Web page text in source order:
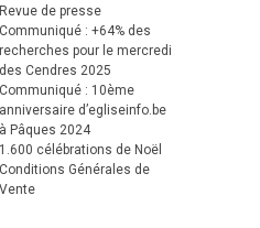
Revue de presse
Communiqué : +64% des
recherches pour le mercredi
des Cendres 2025
Communiqué : 10ème
anniversaire d’egliseinfo.be
à Pâques 2024
1.600 célébrations de Noël
Conditions Générales de
Vente